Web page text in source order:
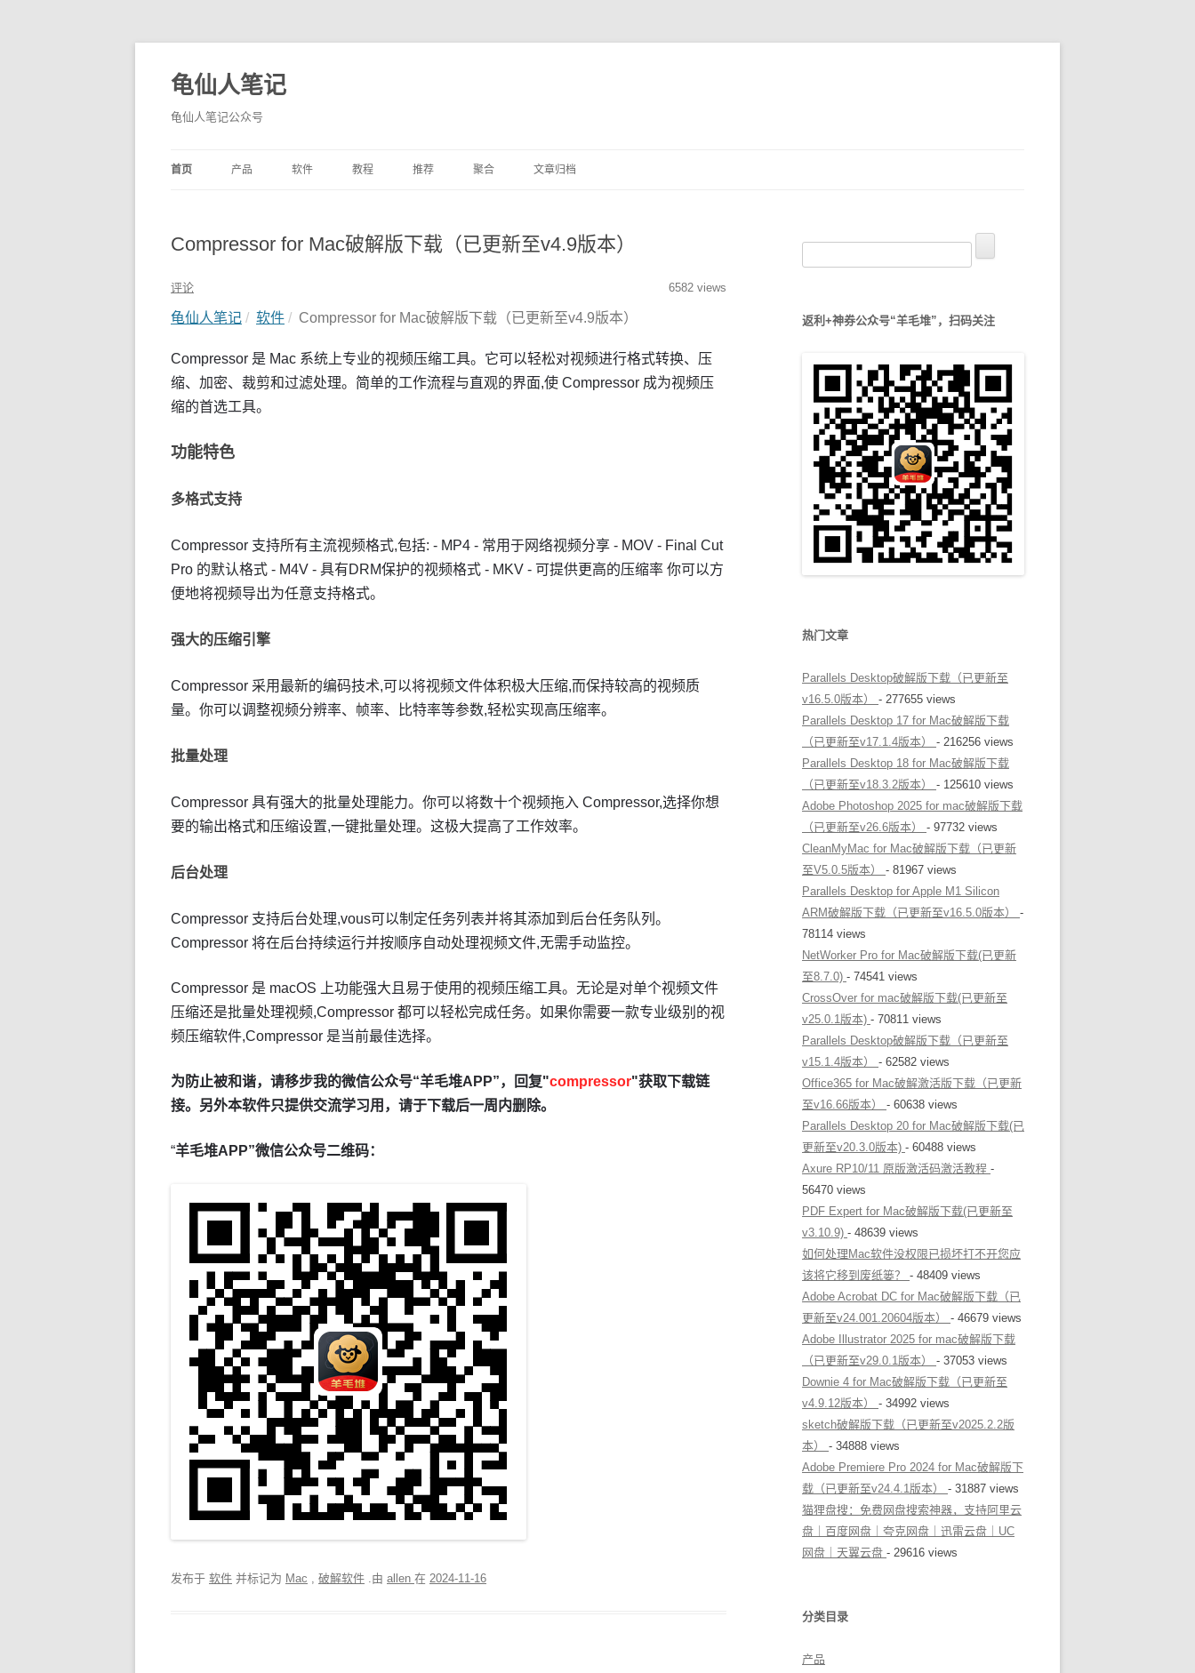
龟仙人笔记
龟仙人笔记公众号
首页 产品 软件 教程 推荐 聚合
其他
文章归档
Compressor for Mac破解版下载（已更新至v4.9版本）
评论 6582 views
龟仙人笔记 软件 Compressor for Mac破解版下载（已更新至v4.9版本）
Compressor 是 Mac 系统上专业的视频压缩工具。它可以轻松对视频进行格式转换、压
缩、加密、裁剪和过滤处理。简单的工作流程与直观的界面,使 Compressor 成为视频压
缩的首选工具。
功能特色
多格式支持
Compressor 支持所有主流视频格式,包括: - MP4 - 常用于网络视频分享 - MOV - Final Cut
Pro 的默认格式 - M4V - 具有DRM保护的视频格式 - MKV - 可提供更高的压缩率 你可以方
便地将视频导出为任意支持格式。
强大的压缩引擎
Compressor 采用最新的编码技术,可以将视频文件体积极大压缩,而保持较高的视频质
量。你可以调整视频分辨率、帧率、比特率等参数,轻松实现高压缩率。
批量处理
Compressor 具有强大的批量处理能力。你可以将数十个视频拖入 Compressor,选择你想
要的输出格式和压缩设置,一键批量处理。这极大提高了工作效率。
后台处理
Compressor 支持后台处理,vous可以制定任务列表并将其添加到后台任务队列。
Compressor 将在后台持续运行并按顺序自动处理视频文件,无需手动监控。
Compressor 是 macOS 上功能强大且易于使用的视频压缩工具。无论是对单个视频文件
压缩还是批量处理视频,Compressor 都可以轻松完成任务。如果你需要一款专业级别的视
频压缩软件,Compressor 是当前最佳选择。
为防止被和谐，请移步我的微信公众号“羊毛堆APP”，回复"compressor"获取下载链
接。另外本软件只提供交流学习用，请于下载后一周内删除。
“羊毛堆APP”微信公众号二维码：
发布于 软件 并标记为 Mac , 破解软件 .由 allen 在 2024-11-16
搜
索
返利+神券公众号“羊毛堆”，扫码关注
热门文章
Parallels Desktop破解版下载（已更新至
v16.5.0版本） - 277655 views
Parallels Desktop 17 for Mac破解版下载
（已更新至v17.1.4版本） - 216256 views
Parallels Desktop 18 for Mac破解版下载
（已更新至v18.3.2版本） - 125610 views
Adobe Photoshop 2025 for mac破解版下载
（已更新至v26.6版本） - 97732 views
CleanMyMac for Mac破解版下载（已更新
至V5.0.5版本） - 81967 views
Parallels Desktop for Apple M1 Silicon
ARM破解版下载（已更新至v16.5.0版本） -
78114 views
NetWorker Pro for Mac破解版下载(已更新
至8.7.0) - 74541 views
CrossOver for mac破解版下载(已更新至
v25.0.1版本) - 70811 views
Parallels Desktop破解版下载（已更新至
v15.1.4版本） - 62582 views
Office365 for Mac破解激活版下载（已更新
至v16.66版本） - 60638 views
Parallels Desktop 20 for Mac破解版下载(已
更新至v20.3.0版本) - 60488 views
Axure RP10/11 原版激活码激活教程 -
56470 views
PDF Expert for Mac破解版下载(已更新至
v3.10.9) - 48639 views
如何处理Mac软件没权限已损坏打不开您应
该将它移到废纸篓？ - 48409 views
Adobe Acrobat DC for Mac破解版下载（已
更新至v24.001.20604版本） - 46679 views
Adobe Illustrator 2025 for mac破解版下载
（已更新至v29.0.1版本） - 37053 views
Downie 4 for Mac破解版下载（已更新至
v4.9.12版本） - 34992 views
sketch破解版下载（已更新至v2025.2.2版
本） - 34888 views
Adobe Premiere Pro 2024 for Mac破解版下
载（已更新至v24.4.1版本） - 31887 views
猫狸盘搜：免费网盘搜索神器，支持阿里云
盘｜百度网盘｜夸克网盘｜迅雷云盘｜UC
网盘｜天翼云盘 - 29616 views
分类目录
产品